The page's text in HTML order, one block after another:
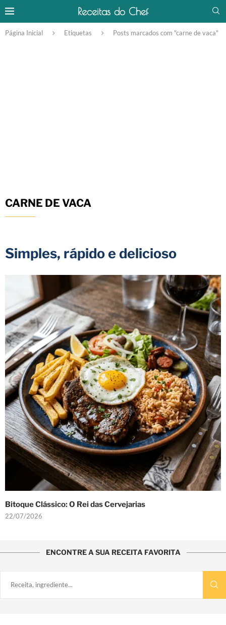
Receitas do Chef
Página Inicial Etiquetas Posts marcados com "carne de vaca"
CARNE DE VACA
Simples, rápido e delicioso
Bitoque Clássico: O Rei das Cervejarias
22/07/2026
ENCONTRE A SUA RECEITA FAVORITA